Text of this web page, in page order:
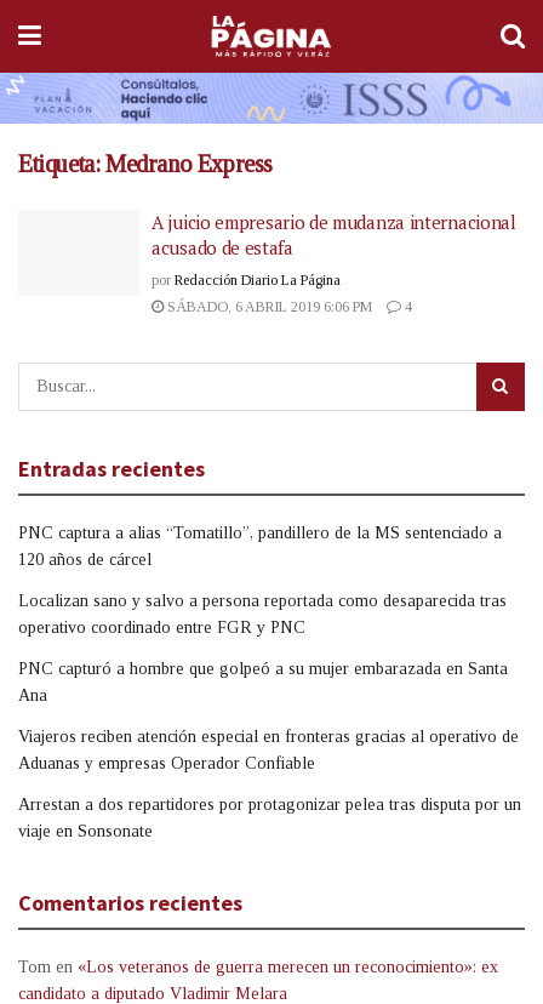
Etiqueta:Medrano Express
A juicio empresario de mudanza internacional
acusado de estafa
por Redacción Diario La Página
SÁBADO, 6 ABRIL 2019 6:06 PM
4
Entradas recientes
PNC captura a alias “Tomatillo”, pandillero de la MS sentenciado a
120 años de cárcel
Localizan sano y salvo a persona reportada como desaparecida tras
operativo coordinado entre FGR y PNC
PNC capturó a hombre que golpeó a su mujer embarazada en Santa
Ana
Viajeros reciben atención especial en fronteras gracias al operativo de
Aduanas y empresas Operador Confiable
Arrestan a dos repartidores por protagonizar pelea tras disputa por un
viaje en Sonsonate
Comentarios recientes
Tom en «Los veteranos de guerra merecen un reconocimiento»: ex
candidato a diputado Vladimir Melara